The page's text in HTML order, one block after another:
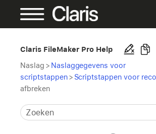
Claris FileMaker Pro Help
Naslag > Naslaggegevens voor
scriptstappen > Scriptstappen voor
afbreken